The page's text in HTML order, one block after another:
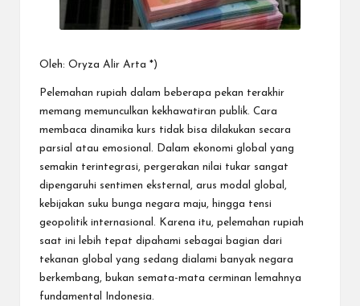
Oleh: Oryza Alir Arta *)
Pelemahan rupiah dalam beberapa pekan terakhir
memang memunculkan kekhawatiran publik. Cara
membaca dinamika kurs tidak bisa dilakukan secara
parsial atau emosional. Dalam ekonomi global yang
semakin terintegrasi, pergerakan nilai tukar sangat
dipengaruhi sentimen eksternal, arus modal global,
kebijakan suku bunga negara maju, hingga tensi
geopolitik internasional. Karena itu, pelemahan rupiah
saat ini lebih tepat dipahami sebagai bagian dari
tekanan global yang sedang dialami banyak negara
berkembang, bukan semata-mata cerminan lemahnya
fundamental Indonesia.